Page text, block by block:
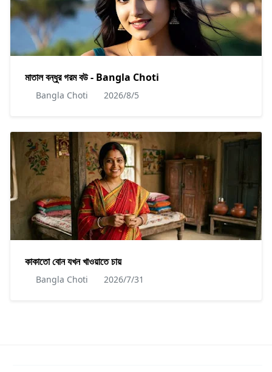
মাতাল বন্ধুর গরম বউ - Bangla Choti
Bangla Choti 2026/8/5
কাকাতো বোন যখন খাওয়াতে চায়
Bangla Choti 2026/7/31